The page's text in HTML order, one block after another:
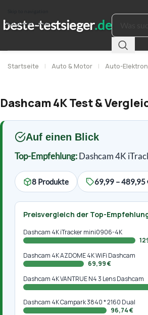
Skip to main content
Startseite | Auto & Motor | Auto-
Dashcam 4K Test &
Auf einen Blick
Top-Empfehlung:Dashcam 4K
8 Produkte 69,99 – 489,95
Preisvergleich der Top-
Dashcam 4K iTracker mini0906-4K
Dashcam 4K AZDOME 4K WiFi Dashcam
69,99 €
Dashcam 4K VANTRUE N4 3 Lens Dashcam
Dashcam 4K Campark 3840 * 2160 Dual
96,74 €